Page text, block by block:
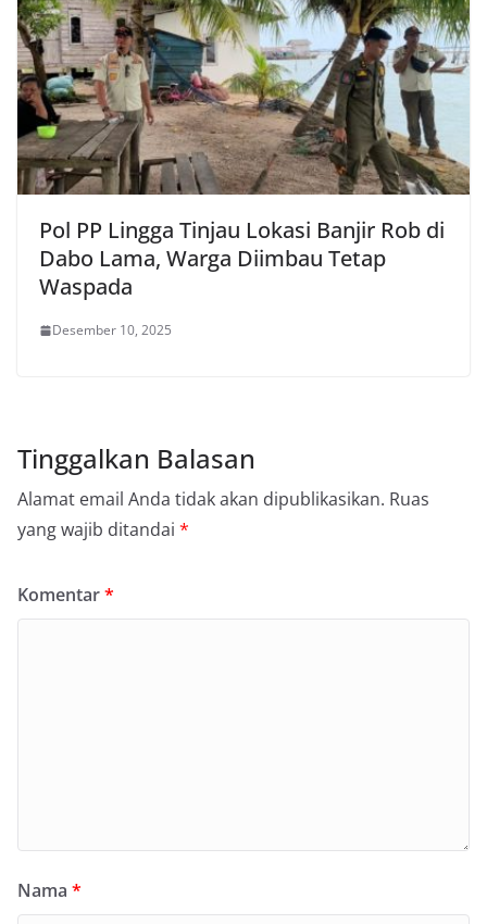
Pol PP Lingga Tinjau Lokasi Banjir Rob di
Dabo Lama, Warga Diimbau Tetap
Waspada
Desember 10, 2025
Tinggalkan Balasan
Alamat email Anda tidak akan dipublikasikan. Ruas
yang wajib ditandai *
Komentar*
Nama *